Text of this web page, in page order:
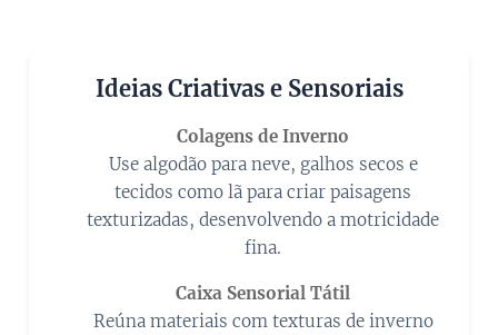
Ideias Criativas e Sensoriais
Colagens de Inverno
Use algodão para neve, galhos secos e
tecidos como lã para criar paisagens
texturizadas, desenvolvendo a motricidade
fina.
Caixa Sensorial Tátil
Reúna materiais com texturas de inverno